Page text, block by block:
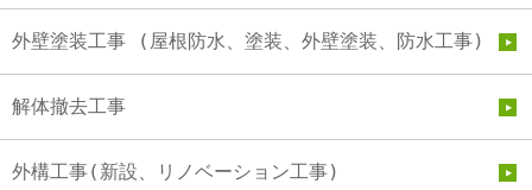
外壁塗装工事 (屋根防水、塗装、外壁塗装、防水工事)
解体撤去工事
外構工事(新設、リノベーション工事)